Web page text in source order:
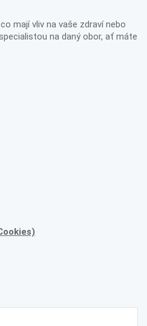
mají vliv na vaše zdraví nebo
na daný obor, ať máte